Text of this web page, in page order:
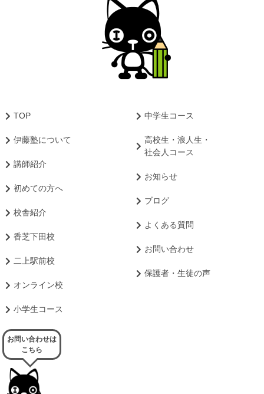
TOP
伊藤塾について
講師紹介
初めての方へ
校舎紹介
香芝下田校
二上駅前校
オンライン校
小学生コース
中学生コース
高校生・浪人生・
社会人コース
お知らせ
ブログ
よくある質問
お問い合わせ
保護者・生徒の声
お問い合わせは
こちら